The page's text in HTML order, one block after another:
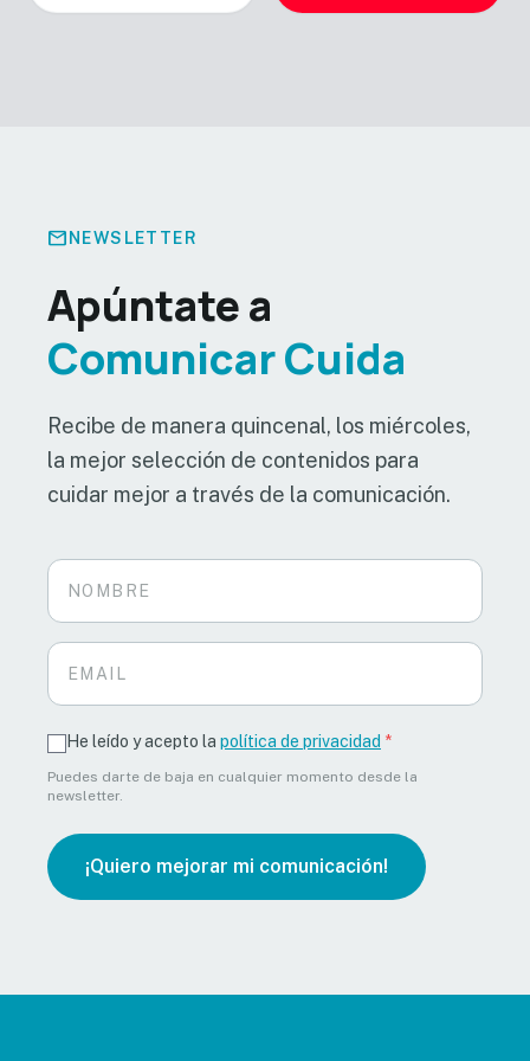
mail NEWSLETTER
Apúntate a
Comunicar Cuida
Recibe de manera quincenal, los miércoles,
la mejor selección de contenidos para
cuidar mejor a través de la comunicación.
He leído y acepto la política de privacidad *
Puedes darte de baja en cualquier momento desde la
newsletter.
¡Quiero mejorar mi comunicación!